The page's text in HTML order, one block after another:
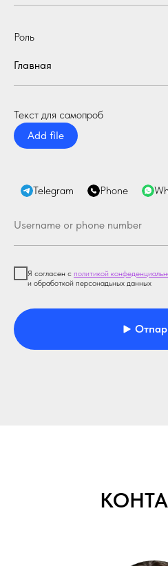
Роль
Текст для самопроб
Add file
Telegram Phone
Я согласен с политикой
и обработкой персонадьных данных